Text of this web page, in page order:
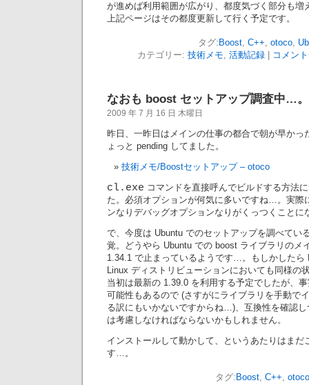
が進めば利用範囲が広がり、都度気づく部分も増
上記ページはその都度更新して行く予定です。
タグ: Boost, C++, otoco,
カテゴリー: 技術メモ, 活動記録| コメン
なおも boost セットアップ調査中…。
2009 年 7 月 16 日 木曜日
昨日、一昨日はメインの仕事の都合で朝が早かっ
ょっと pending してました。
技術メモ/Boostセットアップ – otoco
cl.exe コマンドを直接呼んでビルドする方法
た。必須オプションが何気に多いですね…。実際
ンなりデバッグオプションなりがくっつくことに
で、今度は Ubuntu でのセットアップを調べてい
覚。どうやら Ubuntu での boost ライブラリのメ
1.34.1 で止まっているようです…。もしかしたら
Linux ディストリビューションにおいても同様の
当初は最新の 1.39.0 を利用する予定でしたが、
可能性もあるので (さすがにライブラリを手動で
る訳にもいかないですからね…)、互換性を確認
は考慮しなければならないかもしれません。
インストールして動かして、というあたりはまだ
す…。
タグ: Boost, C++, otoco